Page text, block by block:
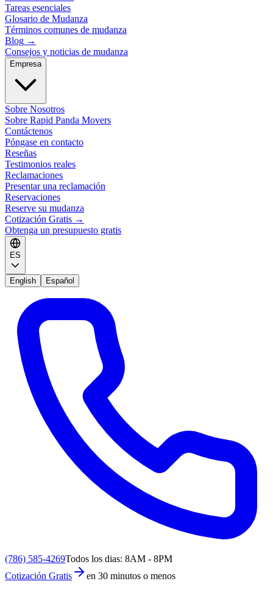
Tareas esenciales
Glosario de Mudanza
Términos comunes de mudanza
Blog →
Consejos y noticias de mudanza
Empresa
Sobre Nosotros
Sobre Rapid Panda Movers
Contáctenos
Póngase en contacto
Reseñas
Testimonios reales
Reclamaciones
Presentar una reclamación
Reservaciones
Reserve su mudanza
Cotización Gratis →
Obtenga un presupuesto gratis
ES
English Español
(786) 585-4269Todos los dias: 8AM - 8PM
Cotización Gratis
en 30 minutos o menos